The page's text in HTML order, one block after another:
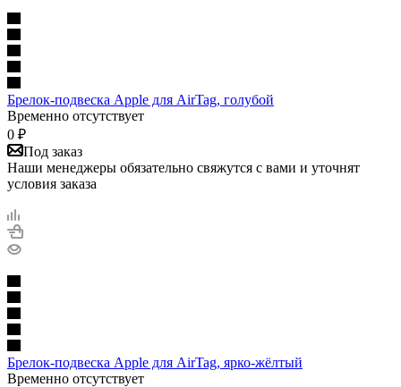
Брелок-подвеска Apple для AirTag, голубой
Временно отсутствует
0 ₽
Под заказ
Наши менеджеры обязательно свяжутся с вами и уточнят
условия заказа
Брелок-подвеска Apple для AirTag, ярко-жёлтый
Временно отсутствует